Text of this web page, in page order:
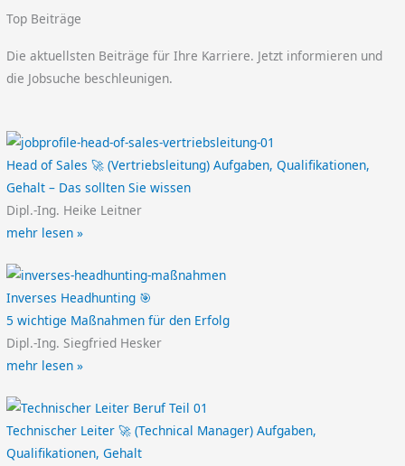
Top Beiträge
Die aktuellsten Beiträge für Ihre Karriere. Jetzt informieren und
die Jobsuche beschleunigen.
Head of Sales 🚀 (Vertriebsleitung) Aufgaben, Qualifikationen,
Gehalt – Das sollten Sie wissen
Dipl.-Ing. Heike Leitner
mehr lesen »
Inverses Headhunting 🎯
5 wichtige Maßnahmen für den Erfolg
Dipl.-Ing. Siegfried Hesker
mehr lesen »
Technischer Leiter 🚀 (Technical Manager) Aufgaben,
Qualifikationen, Gehalt